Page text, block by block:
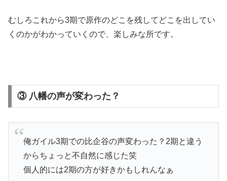
むしろこれから3期で原作のどこを残してどこを出してい
くのかがわかっていくので、楽しみな所です。
③ 八幡の声が変わった？
俺ガイル3期での比企谷の声変わった？2期と違う
からちょっと不自然に感じた笑
個人的には2期の方が好きかもしれんなぁ